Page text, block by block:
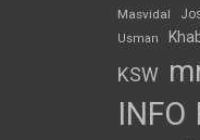
Masvidal
Usman
KSW
INFO